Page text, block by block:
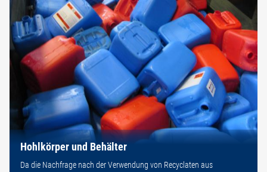
Hohlkörper und Behälter
Da die Nachfrage nach der Verwendung von Recyclaten aus